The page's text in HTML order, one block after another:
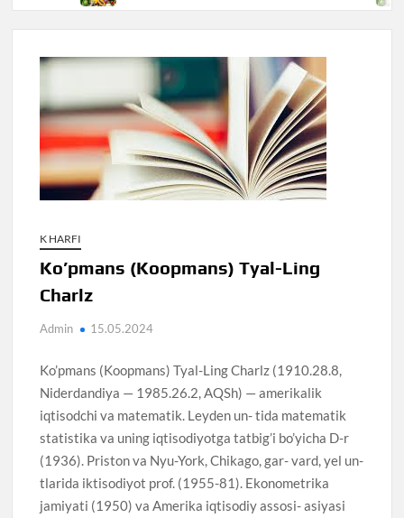
K HARFI
Ko’pmans (Koopmans) Tyal-Ling
Charlz
Admin 15.05.2024
Ko’pmans (Koopmans) Tyal-Ling Charlz (1910.28.8,
Niderdandiya — 1985.26.2, AQSh) — amerikalik
iqtisodchi va matematik. Leyden un- tida matematik
statistika va uning iqtisodiyotga tatbig’i bo’yicha D-r
(1936). Priston va Nyu-York, Chikago, gar- vard, yel un-
tlarida iktisodiyot prof. (1955-81). Ekonometrika
jamiyati (1950) va Amerika iqtisodiy assosi- asiyasi